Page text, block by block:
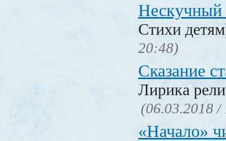
Нескучный
Стихи
20:48)
Сказание
Лирика
(06.03.2018 /
«Начало»